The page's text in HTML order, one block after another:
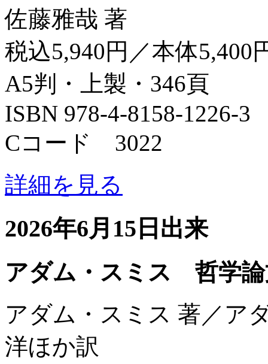
佐藤雅哉 著
税込5,940円／本体5,400
A5判・上製・346頁
ISBN 978-4-8158-1226-3
Cコード 3022
詳細を見る
2026年6月15日出来
アダム・スミス 哲学論
アダム・スミス 著／ア
洋ほか訳